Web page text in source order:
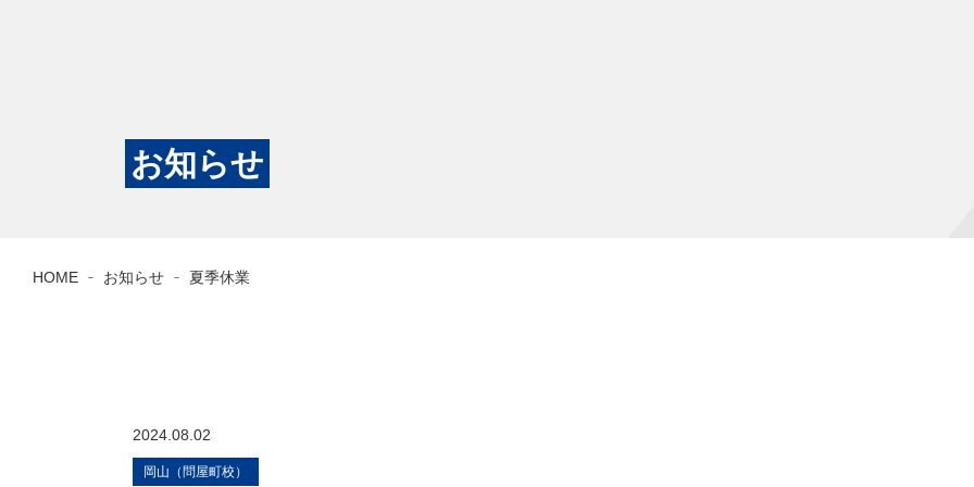
お知らせ
HOME お知らせ 夏季休業
2024.08.02
岡山（問屋町校）